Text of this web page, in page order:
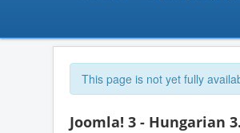
This page is not yet fully
Joomla! 3 - Hungarian